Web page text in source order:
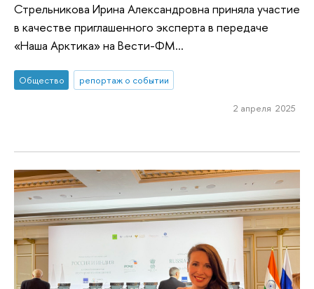
Стрельникова Ирина Александровна приняла участие
в качестве приглашенного эксперта в передаче
«Наша Арктика» на Вести-ФМ...
Общество репортаж о событии
2 апреля 2025